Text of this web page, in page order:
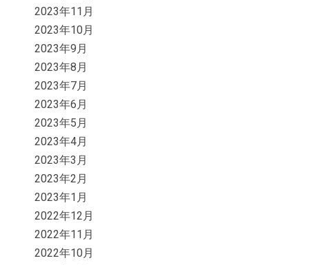
2023年11月
2023年10月
2023年9月
2023年8月
2023年7月
2023年6月
2023年5月
2023年4月
2023年3月
2023年2月
2023年1月
2022年12月
2022年11月
2022年10月